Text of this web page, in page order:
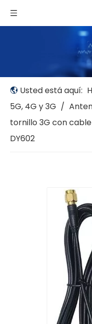
Usted está aquí:
5G, 4G y 3G /
tornillo 3G con
DY602